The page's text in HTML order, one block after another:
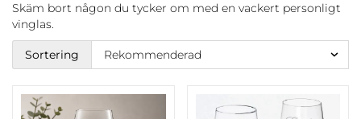
Skäm bort någon du tycker om med en vackert personligt
vinglas.
Sortering